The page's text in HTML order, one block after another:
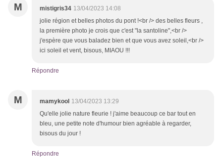
M mistigris34 13/04/2023 14:08
jolie région et belles photos du pont !<br /> des belles fleurs ,
la première photo je crois que c'est "la santoline",<br />
j'espère que vous baladez bien et que vous avez soleil,<br />
ici soleil et vent, bisous, MIAOU !!!
Répondre
M mamykool 13/04/2023 13:29
Qu'elle jolie nature fleurie ! j'aime beaucoup ce bar tout en
bleu, une petite note d'humour bien agréable à regarder,
bisous du jour !
Répondre